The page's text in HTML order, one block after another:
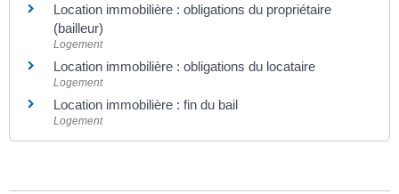
Location immobilière : obligations du propriétaire
(bailleur)
Logement
Location immobilière : obligations du locataire
Logement
Location immobilière : fin du bail
Logement